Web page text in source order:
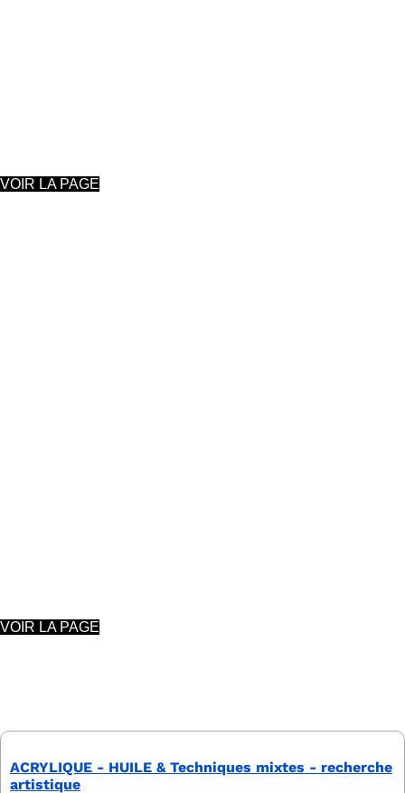
VOIR LA PAGE
VOIR LA PAGE
ACRYLIQUE - HUILE & Techniques mixtes - recherche
artistique